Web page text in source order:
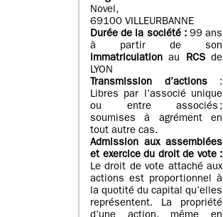
Novel,
69100 VILLEURBANNE
Durée de la société :99 ans
à partir de son
immatriculation au RCSde
LYON
Transmission d’actions:
Libres par l’associé unique
ou entre associés ;
soumises à agrément en
tout autre cas.
Admission aux assemblées
et exercice du droit de vote :
Le droit de vote attaché aux
actions est proportionnel à
la quotité du capital qu’elles
représentent. La propriété